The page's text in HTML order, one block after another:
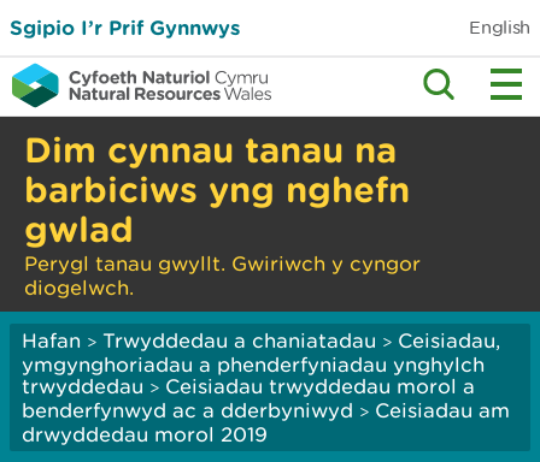
Sgipio I’r Prif Gynnwys English
Dim cynnau tanau na
barbiciws yng nghefn
gwlad
Perygl tanau gwyllt. Gwiriwch y cyngor
diogelwch.
Hafan > Trwyddedau a chaniatadau > Ceisiadau,
ymgynghoriadau a phenderfyniadau ynghylch
trwyddedau > Ceisiadau trwyddedau morol a
benderfynwyd ac a dderbyniwyd > Ceisiadau am
drwyddedau morol 2019